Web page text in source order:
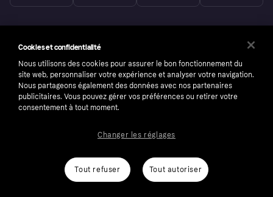
number: 556737-0431
ConditionsCookiesKlarna.com
Cookies et confidentialité
Nous utilisons des cookies pour assurer le bon fonctionnement du
site web, personnaliser votre expérience et analyser votre navigation.
Nous partageons également des données avec nos partenaires
publicitaires. Vous pouvez gérer vos préférences ou retirer votre
consentement à tout moment.
Tout refuser Tout autoriser
Changer les réglages